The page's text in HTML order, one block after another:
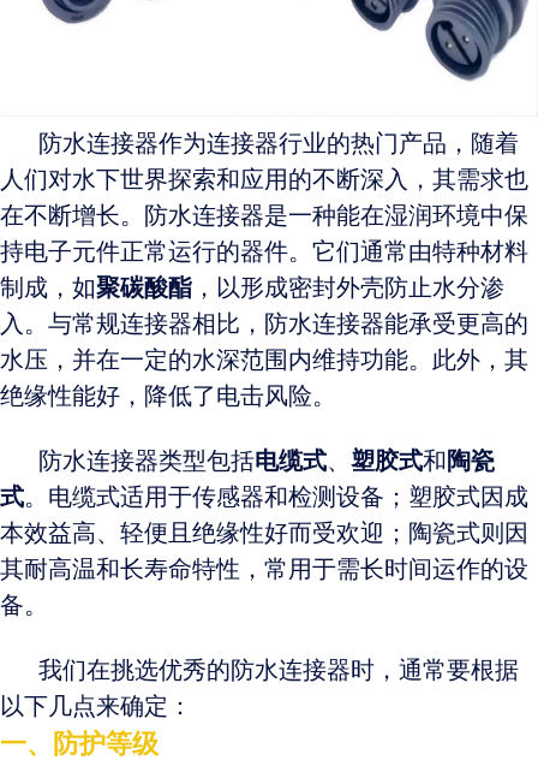
防水连接器作为连接器行业的热门产品，随着
人们对水下世界探索和应用的不断深入，其需求也
在不断增长。防水连接器是一种能在湿润环境中保
持电子元件正常运行的器件。它们通常由特种材料
制成，如聚碳酸酯 ，以形成密封外壳防止水分渗
入。与常规连接器相 比，防水连接器能承受更高的
水压，并在一定的水深范围内维持功能。此外，其
绝缘性能好，降低了电击风险。
防水连接器类型包括电缆式、 塑胶式和陶瓷
式。电缆式适用于传感器和检测设备；塑胶式因成
本效益高、轻便且绝缘性好而受欢迎；陶瓷式则因
其耐高温和长寿命特性，常用于需长时间运作的设
备。
我们在挑选优秀的防水连接器时，通常要根据
以下几点来确定：
一、防护等级